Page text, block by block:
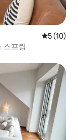
평점 5점
5 (10)
스프링